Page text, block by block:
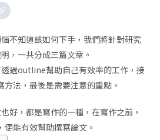
不知道該如何下手，我們將針對研究
，一共分成三篇文章。
過outline幫助自己有效率的工作，接
法，最後是需要注意的重點。
好，都是寫作的一種，在寫作之前，
能有效幫助撰寫論文。